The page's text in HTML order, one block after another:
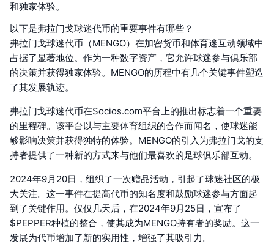
和独家体验。
以下是弗拉门戈球迷代币的重要事件有哪些？
弗拉门戈球迷代币（MENGO）在加密货币和体育迷互动领域中
占据了显著地位。作为一种数字资产，它允许球迷参与俱乐部
的决策并获得独家体验。MENGO的历程中有几个关键事件塑造
了其发展轨迹。
弗拉门戈球迷代币在Socios.com平台上的推出标志着一个重要
的里程碑。该平台以与主要体育组织的合作而闻名，使球迷能
够影响决策并获得独特的体验。MENGO的引入为弗拉门戈的支
持者提供了一种新的方式来与他们最喜欢的足球俱乐部互动。
2024年9月20日，组织了一次赠品活动，引起了球迷社区的极
大关注。这一事件在提高代币的知名度和鼓励球迷参与方面起
到了关键作用。仅仅几天后，在2024年9月25日，宣布了
$PEPPER种植的整合，使其成为MENGO持有者的奖励。这一
发展为代币增加了新的实用性，增强了其吸引力。